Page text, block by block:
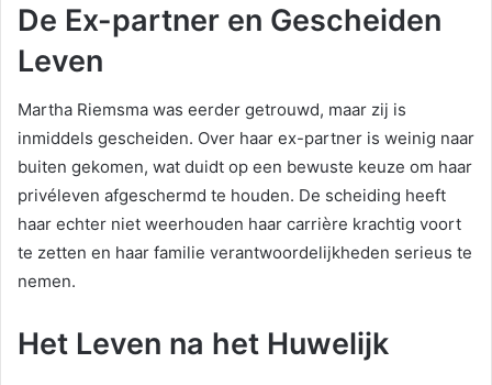
De Ex-partner en Gescheiden
Leven
Martha Riemsma was eerder getrouwd, maar zij is
inmiddels gescheiden. Over haar ex-partner is weinig naar
buiten gekomen, wat duidt op een bewuste keuze om haar
privéleven afgeschermd te houden. De scheiding heeft
haar echter niet weerhouden haar carrière krachtig voort
te zetten en haar familie verantwoordelijkheden serieus te
nemen.
Het Leven na het Huwelijk